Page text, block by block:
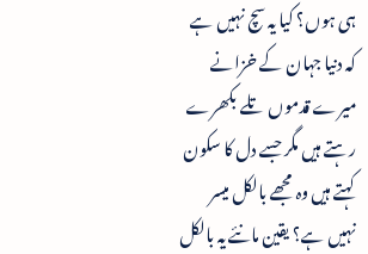
ہی ہوں؟ کیا یہ سچ نہیں ہے
کہ دنیا جہان کے خزانے
میرے قدموں تلے بکھرے
رہتے ہیں مگر جسے دل کا سکون
کہتے ہیں وہ مجھے بالکل میسر
نہیں ہے؟ یقین مانئے یہ بالکل